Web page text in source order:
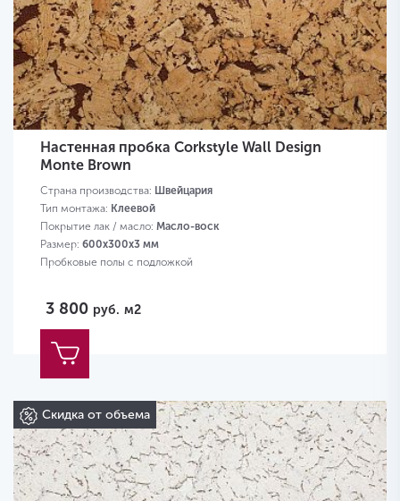
Настенная пробка Corkstyle Wall Design
Monte Brown
Страна производства: Швейцария
Тип монтажа: Клеевой
Покрытие лак / масло: Масло-воск
Размер: 600х300х3 мм
Пробковые полы с подложкой
3 800 руб. м2
Скидка от объема